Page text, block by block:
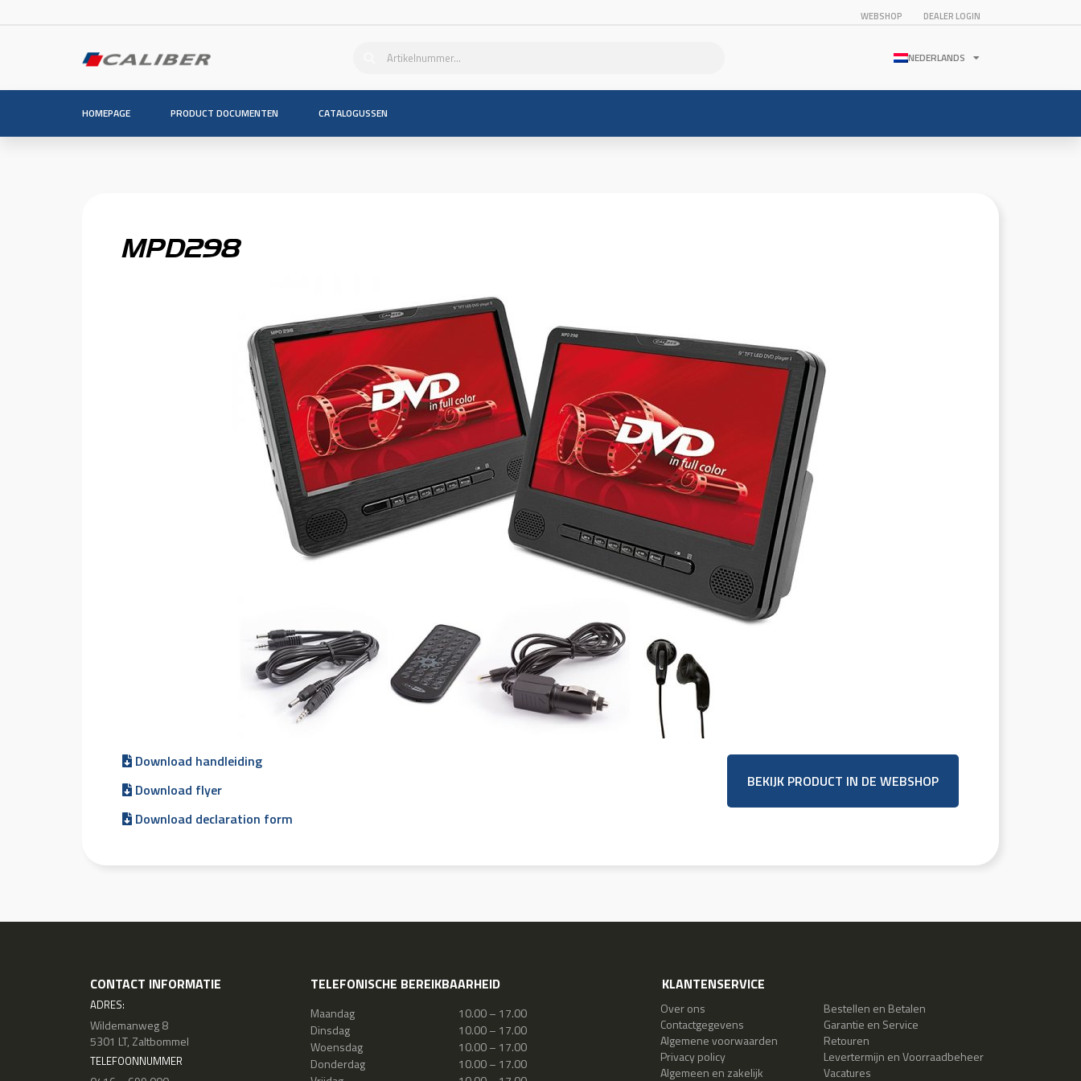
WEBSHOP DEALER LOGIN
NEDERLANDS
HOMEPAGE PRODUCT DOCUMENTEN CATALOGUSSEN
MPD298
Download handleiding
Download flyer
Download declaration form
BEKIJK PRODUCT IN DE WEBSHOP
CONTACT INFORMATIE
ADRES:
Wildemanweg 8
5301 LT, Zaltbommel
TELEFOONNUMMER
TELEFONISCHE BEREIKBAARHEID
Maandag
10.00 – 17.00
Dinsdag
10.00 – 17.00
Woensdag
10.00 – 17.00
Donderdag
10.00 – 17.00
KLANTENSERVICE
Over ons
Contactgegevens
Algemene voorwaarden
Privacy policy
Algemeen en zakelijk
Bestellen en Betalen
Garantie en Service
Retouren
Levertermijn en Voorraadbeheer
Vacatures